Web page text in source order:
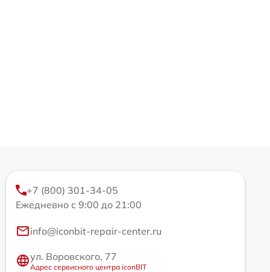
+7 (800) 301-34-05
Ежедневно с 9:00 до 21:00
info@iconbit-repair-center.ru
ул. Воровского, 77
Адрес сервисного центра iconBIT